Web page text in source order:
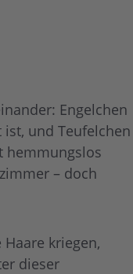
Engelchen
und Teufelchen
hemmungslos
– doch
kriegen,
dieser